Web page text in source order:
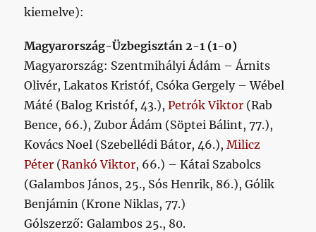
kiemelve):
Magyarország-Üzbegisztán 2-1 (1-0)
Magyarország: Szentmihályi Ádám – Árnits
Olivér, Lakatos Kristóf, Csóka Gergely – Wébel
Máté (Balog Kristóf, 43.),Petrók Viktor (Rab
Bence, 66.), Zubor Ádám (Söptei Bálint, 77.),
Kovács Noel (Szebellédi Bátor, 46.),Milicz
Péter (Rankó Viktor, 66.) – Kátai Szabolcs
(Galambos János, 25., Sós Henrik, 86.), Gólik
Benjámin (Krone Niklas, 77.)
Gólszerző: Galambos 25., 80.